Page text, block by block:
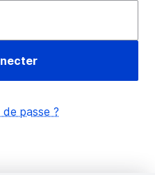
passe ?